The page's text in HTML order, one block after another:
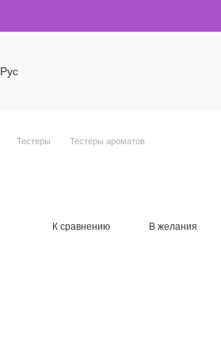
Рус
Тестеры Тестеры ароматов
К сравнению В желания